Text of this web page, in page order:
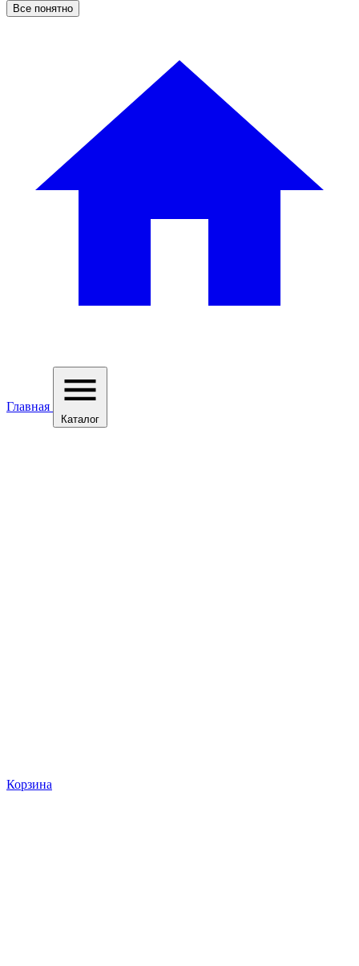
Все понятно
Главная
Каталог
Корзина